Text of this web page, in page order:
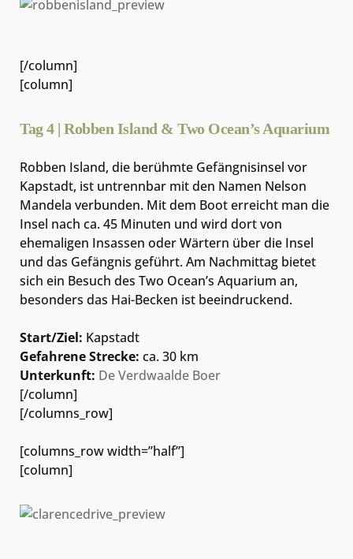
[/column]
[column]
Tag 4 | Robben Island & Two Ocean’s Aquarium
Robben Island, die berühmte Gefängnisinsel vor
Kapstadt, ist untrennbar mit den Namen Nelson
Mandela verbunden. Mit dem Boot erreicht man die
Insel nach ca. 45 Minuten und wird dort von
ehemaligen Insassen oder Wärtern über die Insel
und das Gefängnis geführt. Am Nachmittag bietet
sich ein Besuch des Two Ocean’s Aquarium an,
besonders das Hai-Becken ist beeindruckend.
Start/Ziel: Kapstadt
Gefahrene Strecke: ca. 30 km
Unterkunft: De Verdwaalde Boer
[/column]
[/columns_row]
[columns_row width=”half”]
[column]